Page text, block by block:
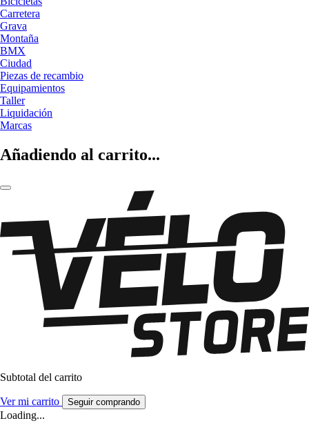
Carretera
Grava
Montaña
BMX
Ciudad
Piezas de recambio
Equipamientos
Taller
Liquidación
Marcas
Añadiendo al carrito...
Subtotal del carrito
Ver mi carrito Seguir comprando
Loading...